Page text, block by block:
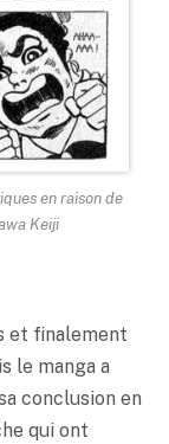
en raison de
Keiji
et finalement
le manga a
conclusion en
qui ont